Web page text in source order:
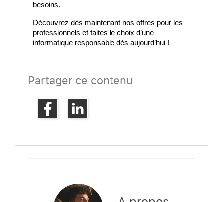
besoins.
Découvrez dès maintenant nos offres pour les
professionnels et faites le choix d’une
informatique responsable dès aujourd’hui !
Partager ce contenu